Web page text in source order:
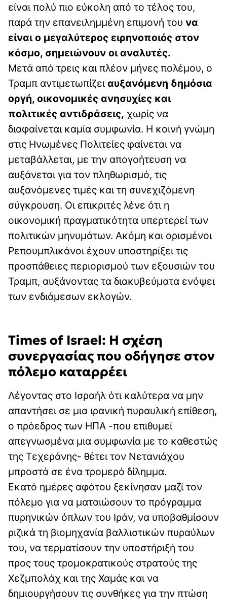
είναι πολύ πιο εύκολη από το τέλος του,
παρά την επανειλημμένη επιμονή του να
είναι ο μεγαλύτερος ειρηνοποιός στον
κόσμο, σημειώνουν οι αναλυτές.
Μετά από τρεις και πλέον μήνες πολέμου, ο
Τραμπ αντιμετωπίζει αυξανόμενη δημόσια
οργή, οικονομικές ανησυχίες και
πολιτικές αντιδράσεις, χωρίς να
διαφαίνεται καμία συμφωνία. Η κοινή γνώμη
στις Ηνωμένες Πολιτείες φαίνεται να
μεταβάλλεται, με την απογοήτευση να
αυξάνεται για τον πληθωρισμό, τις
αυξανόμενες τιμές και τη συνεχιζόμενη
σύγκρουση. Οι επικριτές λένε ότι η
οικονομική πραγματικότητα υπερτερεί των
πολιτικών μηνυμάτων. Ακόμη και ορισμένοι
Ρεπουμπλικάνοι έχουν υποστηρίξει τις
προσπάθειες περιορισμού των εξουσιών του
Τραμπ, αυξάνοντας τα διακυβεύματα ενόψει
των ενδιάμεσων εκλογών.
Times of Israel: Η σχέση
συνεργασίας που οδήγησε στον
πόλεμο καταρρέει
Λέγοντας στο Ισραήλ ότι καλύτερα να μην
απαντήσει σε μια ιρανική πυραυλική επίθεση,
ο πρόεδρος των ΗΠΑ -που επιθυμεί
απεγνωσμένα μια συμφωνία με το καθεστώς
της Τεχεράνης- θέτει τον Νετανιάχου
μπροστά σε ένα τρομερό δίλημμα.
Εκατό ημέρες αφότου ξεκίνησαν μαζί τον
πόλεμο για να ματαιώσουν το πρόγραμμα
πυρηνικών όπλων του Ιράν, να υποβαθμίσουν
ριζικά τη βιομηχανία βαλλιστικών πυραύλων
του, να τερματίσουν την υποστήριξή του
προς τους τρομοκρατικούς στρατούς της
Χεζμπολάχ και της Χαμάς και να
δημιουργήσουν τις συνθήκες για την πτώση